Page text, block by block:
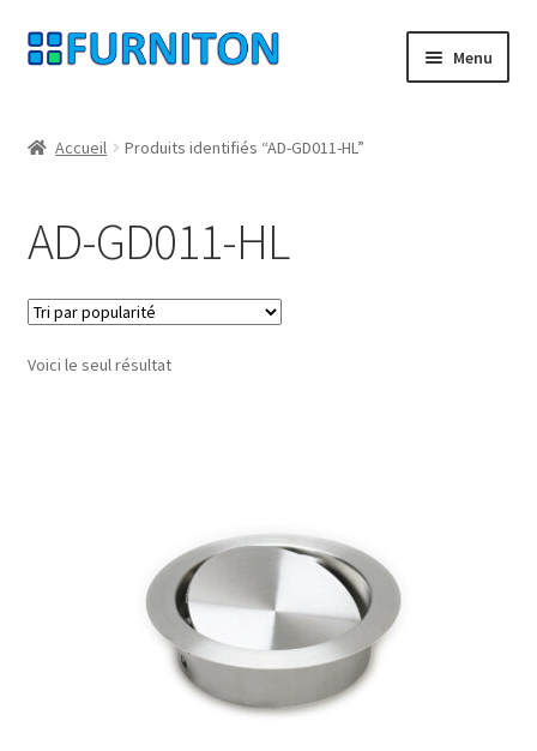
Aller
à
navigation
Aller
au
Menu
Protection des données
Droit de rétractation
Contact
Transport maritime
Accueil Produits identifiés “AD-GD011-HL”
AD-GD011-HL
Voici le seul résultat